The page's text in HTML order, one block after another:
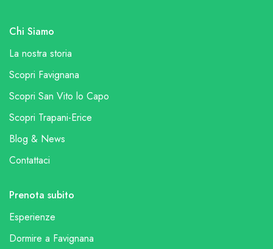
Chi Siamo
La nostra storia
Scopri Favignana
Scopri San Vito lo Capo
Scopri Trapani-Erice
Blog & News
Contattaci
Prenota subito
Esperienze
Dormire a Favignana